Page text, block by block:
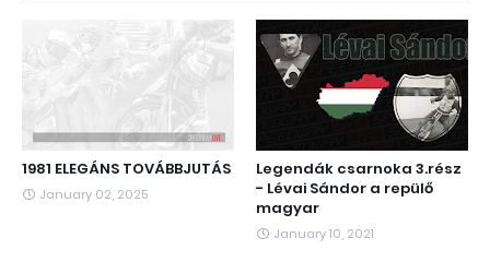
1981 ELEGÁNS TOVÁBBJUTÁS
January 02, 2025
Legendák csarnoka 3.rész
- Lévai Sándor a repülő
magyar
January 10, 2021